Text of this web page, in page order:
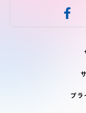
プラ